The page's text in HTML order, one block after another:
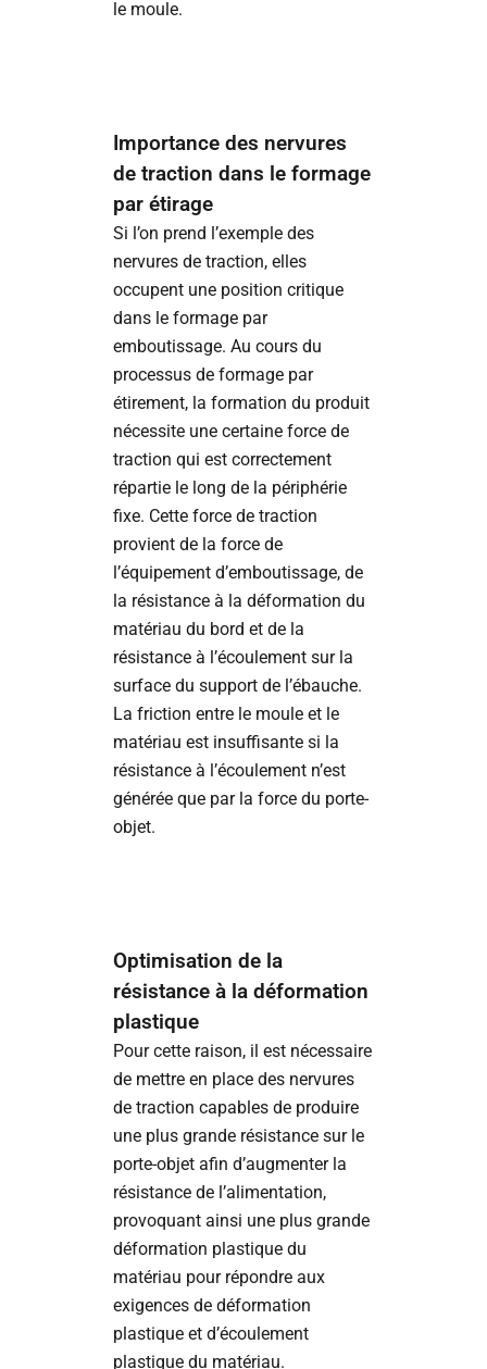
le moule.
Importance des nervures
de traction dans le formage
par étirage
Si l’on prend l’exemple des
nervures de traction, elles
occupent une position critique
dans le formage par
emboutissage. Au cours du
processus de formage par
étirement, la formation du produit
nécessite une certaine force de
traction qui est correctement
répartie le long de la périphérie
fixe. Cette force de traction
provient de la force de
l’équipement d’emboutissage, de
la résistance à la déformation du
matériau du bord et de la
résistance à l’écoulement sur la
surface du support de l’ébauche.
La friction entre le moule et le
matériau est insuffisante si la
résistance à l’écoulement n’est
générée que par la force du porte-
objet.
Optimisation de la
résistance à la déformation
plastique
Pour cette raison, il est nécessaire
de mettre en place des nervures
de traction capables de produire
une plus grande résistance sur le
porte-objet afin d’augmenter la
résistance de l’alimentation,
provoquant ainsi une plus grande
déformation plastique du
matériau pour répondre aux
exigences de déformation
plastique et d’écoulement
plastique du matériau.